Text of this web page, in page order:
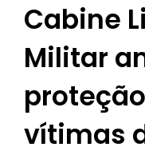
Cabine
Militar
vítimas